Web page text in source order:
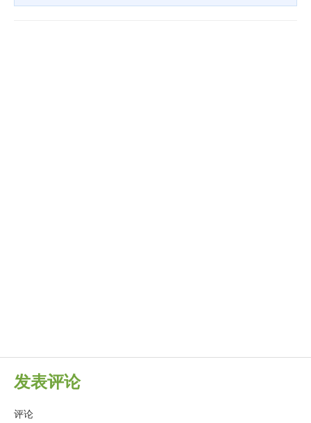
发表评论
评论